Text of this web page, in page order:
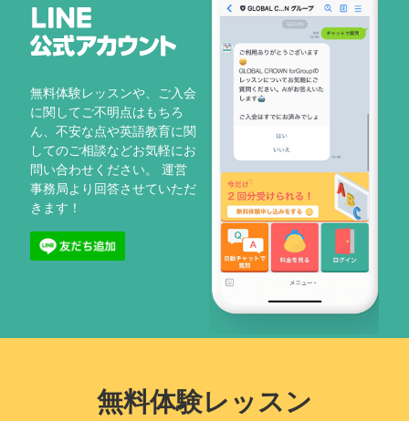
無料体験レッスンや、ご入会
に関してご不明点はもちろ
ん、不安な点や英語教育に関
してのご相談などお気軽にお
問い合わせください。 運営
事務局より回答させていただ
きます！
無料体験レッスン